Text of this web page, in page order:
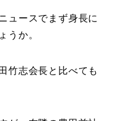
ュースでまず身長に
うか。
竹志会長と比べても